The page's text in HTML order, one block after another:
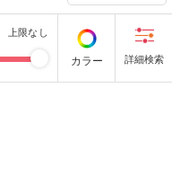
上限なし
カラー